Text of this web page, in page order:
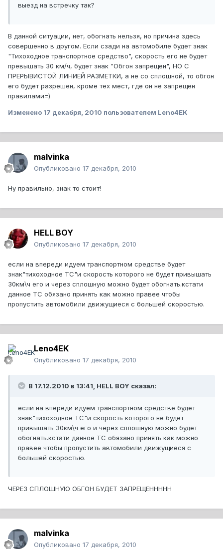
выезд на встречку так?
В данной ситуации, нет, обогнать нельзя, но причина здесь
совершенно в другом. Если сзади на автомобиле будет знак
"Тихоходное транспортное средство", скорость его не будет
превышать 30 км/ч, будет знак "Обгон запрещен", НО С
ПРЕРЫВИСТОЙ ЛИНИЕЙ РАЗМЕТКИ, а не со сплошной, то обгон
его будет разрешен, кроме тех мест, где он не запрещен
правилами=)
Изменено 17 декабря, 2010 пользователем Leno4EK
malvinka
Опубликовано 17 декабря, 2010
Ну правильно, знак то стоит!
HELL BOY
Опубликовано 17 декабря, 2010
если на впереди идуем транспортном средстве будет
знак"тихоходное ТС"и скорость которого не будет привышать
30км\ч его и через сплошную можно будет обогнать.кстати
данное ТС обязано принять как можно правее чтобы
пропустить автомобили движущиеся с большей скоростью.
Leno4EK
Опубликовано 17 декабря, 2010
В 17.12.2010 в 13:41, HELL BOY сказал:
если на впереди идуем транспортном средстве будет
знак"тихоходное ТС"и скорость которого не будет
привышать 30км\ч его и через сплошную можно будет
обогнать.кстати данное ТС обязано принять как можно
правее чтобы пропустить автомобили движущиеся с
большей скоростью.
ЧЕРЕЗ СПЛОШНУЮ ОБГОН БУДЕТ ЗАПРЕЩЕННННН
malvinka
Опубликовано 17 декабря, 2010